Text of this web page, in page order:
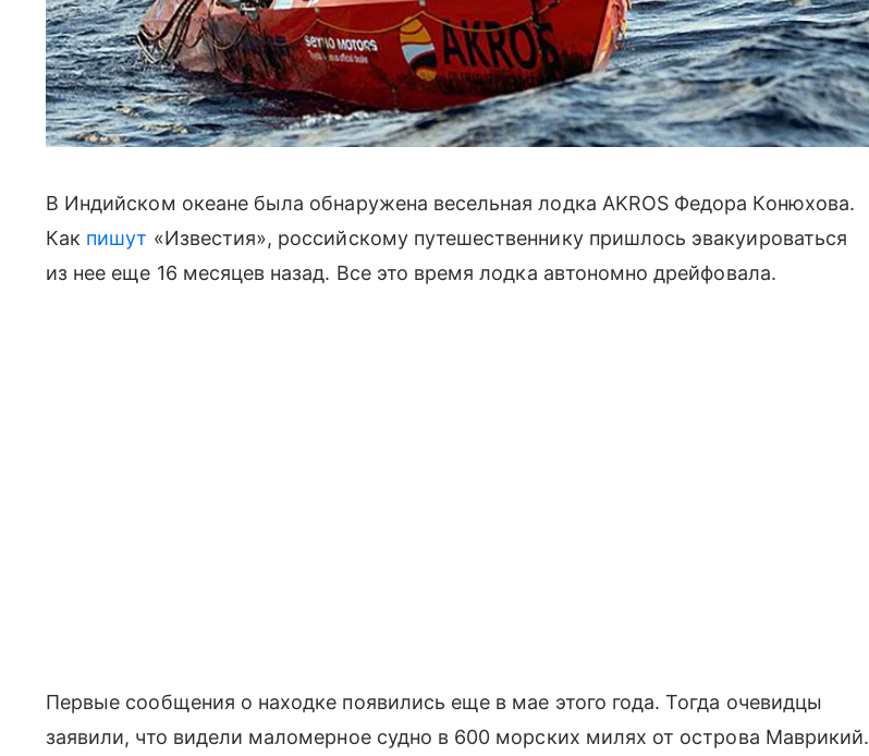
В Индийском океане была обнаружена весельная лодка AKROS Федора Конюхова.
Как пишут «Известия», российскому путешественнику пришлось эвакуироваться
из нее еще 16 месяцев назад. Все это время лодка автономно дрейфовала.
Первые сообщения о находке появились еще в мае этого года. Тогда очевидцы
заявили, что видели маломерное судно в 600 морских милях от острова Маврикий.